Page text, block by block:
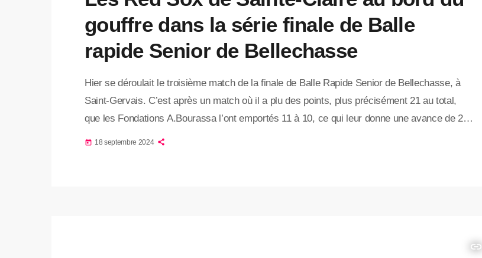
gouffre dans la série finale de Balle
rapide Senior de Bellechasse
Hier se déroulait le troisième match de la finale de Balle Rapide Senior de Bellechasse, à
Saint-Gervais. C’est après un match où il a plu des points, plus précisément 21 au total,
que les Fondations A.Bourassa l’ont emportés 11 à 10, ce qui leur donne une avance de 2 à
1 dans cette série et donc par le fait-même les place à une victoire de remporter le
today 18 septembre 2024
insert_link